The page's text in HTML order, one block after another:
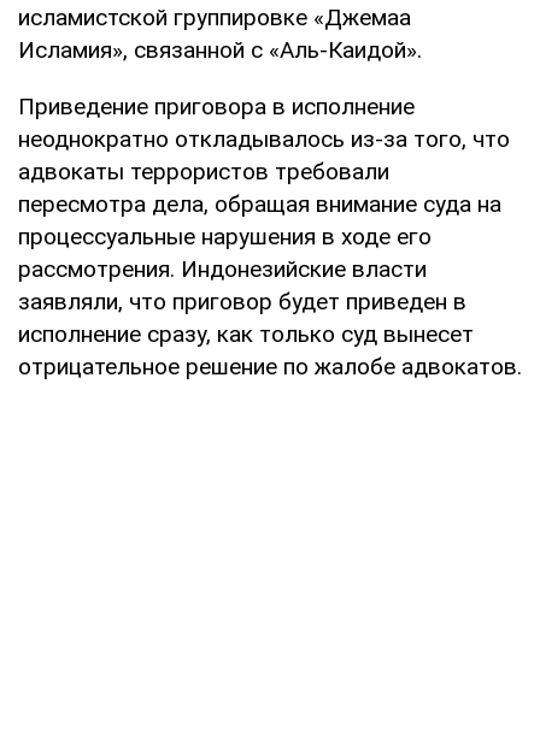
исламистской группировке «Джемаа
Исламия», связанной с «Аль-Каидой».
Приведение приговора в исполнение
неоднократно откладывалось из-за того, что
адвокаты террористов требовали
пересмотра дела, обращая внимание суда на
процессуальные нарушения в ходе его
рассмотрения. Индонезийские власти
заявляли, что приговор будет приведен в
исполнение сразу, как только суд вынесет
отрицательное решение по жалобе адвокатов.